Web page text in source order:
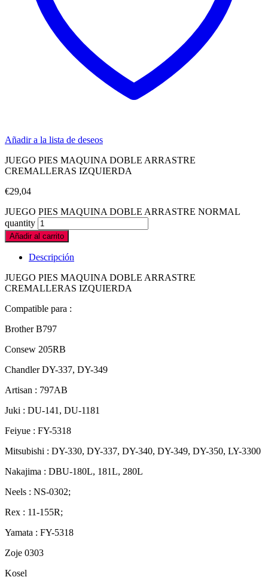
Añadir a la lista de deseos
JUEGO PIES MAQUINA DOBLE ARRASTRE
CREMALLERAS IZQUIERDA
€29,04
JUEGO PIES MAQUINA DOBLE ARRASTRE NORMAL
quantity
Añadir al carrito
Descripción
JUEGO PIES MAQUINA DOBLE ARRASTRE
CREMALLERAS IZQUIERDA
Compatible para :
Brother B797
Consew 205RB
Chandler DY-337, DY-349
Artisan : 797AB
Juki : DU-141, DU-1181
Feiyue : FY-5318
Mitsubishi : DY-330, DY-337, DY-340, DY-349, DY-350, LY-3300
Nakajima : DBU-180L, 181L, 280L
Neels : NS-0302;
Rex : 11-155R;
Yamata : FY-5318
Zoje 0303
Kosel